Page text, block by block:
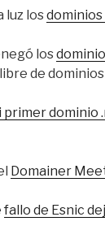
luz losdominios
los
de dominios
primer dominio
Domainer
fallo de Esnic